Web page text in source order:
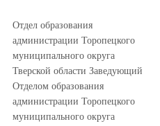
Отдел образования
администрации Торопецкого
муниципального округа
Тверской области Заведующий
Отделом образования
администрации Торопецкого
муниципального округа